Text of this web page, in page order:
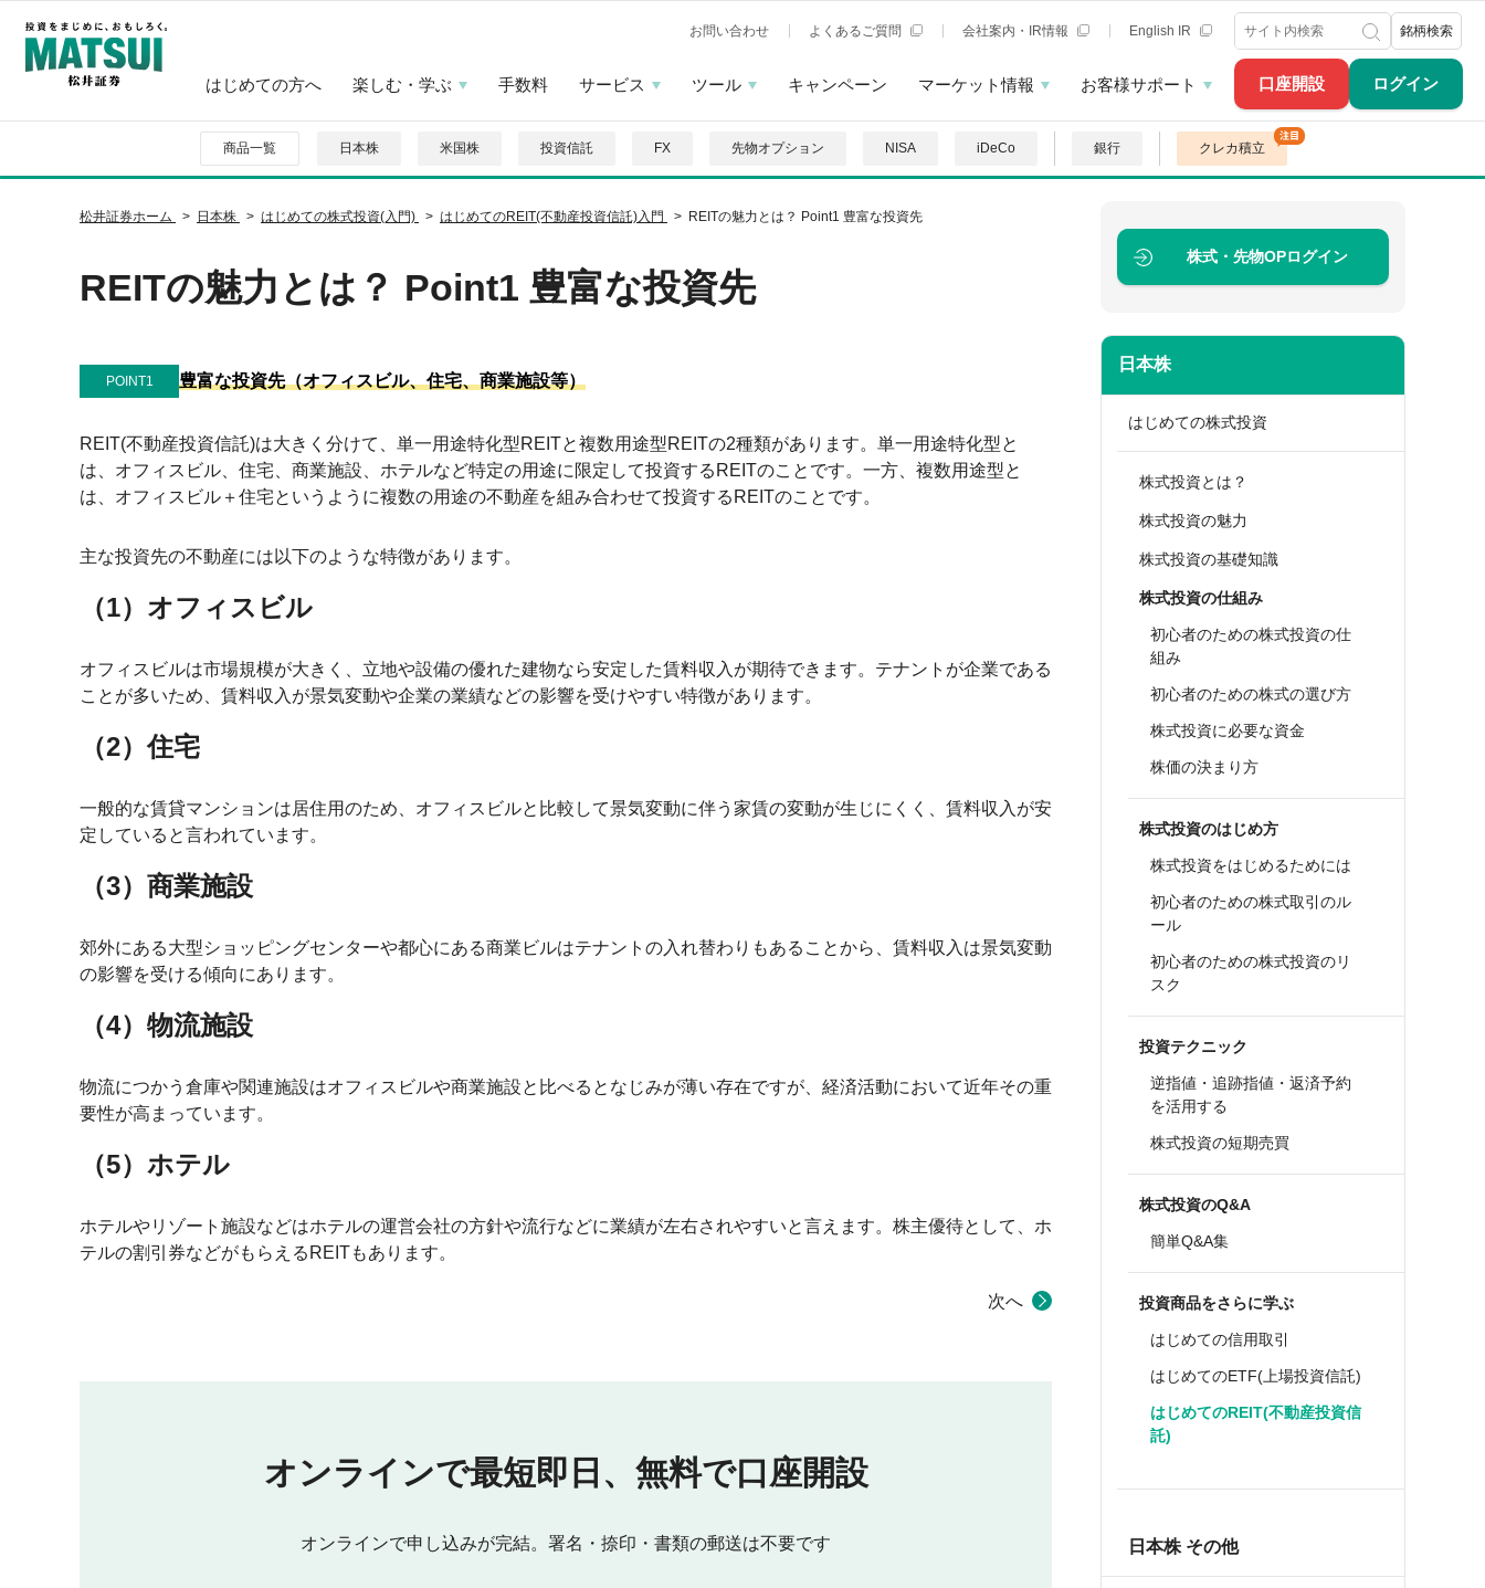
口座開設 ログイン
お問い合わせ よくあるご質問 会社案内・IR情報 English IR 銘柄検索
はじめての方へ 楽しむ・学ぶ 手数料 サービス ツール キャンペーン マーケット情報 お客様サポート
商品一覧 日本株 米国株 投資信託 FX 先物オプション NISA iDeCo 銀行 クレカ積立
松井証券ホーム 日本株 はじめての株式投資(入門) はじめてのREIT(不動産投資信託)入門 REITの魅力とは？ Point1 豊富な投資先
REITの魅力とは？ Point1 豊富な投資先
POINT1 豊富な投資先（オフィスビル、住宅、商業施設等）
REIT(不動産投資信託)は大きく分けて、単一用途特化型REITと複数用途型REITの2種類があります。単一用途特化型と
は、オフィスビル、住宅、商業施設、ホテルなど特定の用途に限定して投資するREITのことです。一方、複数用途型と
は、オフィスビル＋住宅というように複数の用途の不動産を組み合わせて投資するREITのことです。
主な投資先の不動産には以下のような特徴があります。
（1）オフィスビル
オフィスビルは市場規模が大きく、立地や設備の優れた建物なら安定した賃料収入が期待できます。テナントが企業である
ことが多いため、賃料収入が景気変動や企業の業績などの影響を受けやすい特徴があります。
（2）住宅
一般的な賃貸マンションは居住用のため、オフィスビルと比較して景気変動に伴う家賃の変動が生じにくく、賃料収入が安
定していると言われています。
（3）商業施設
郊外にある大型ショッピングセンターや都心にある商業ビルはテナントの入れ替わりもあることから、賃料収入は景気変動
の影響を受ける傾向にあります。
（4）物流施設
物流につかう倉庫や関連施設はオフィスビルや商業施設と比べるとなじみが薄い存在ですが、経済活動において近年その重
要性が高まっています。
（5）ホテル
ホテルやリゾート施設などはホテルの運営会社の方針や流行などに業績が左右されやすいと言えます。株主優待として、ホ
テルの割引券などがもらえるREITもあります。
次へ
オンラインで最短即日、 無料で口座開設
オンラインで申し込みが完結。署名・捺印・書類の郵送は不要です
株式・先物OPログイン
日本株
はじめての株式投資
株式投資とは？
株式投資の魅力
株式投資の基礎知識
株式投資の仕組み
初心者のための株式投資の仕
組み
初心者のための株式の選び方
株式投資に必要な資金
株価の決まり方
株式投資のはじめ方
株式投資をはじめるためには
初心者のための株式取引のル
ール
初心者のための株式投資のリ
スク
投資テクニック
逆指値・追跡指値・返済予約
を活用する
株式投資の短期売買
株式投資のQ&A
簡単Q&A集
投資商品をさらに学ぶ
はじめての信用取引
はじめてのETF(上場投資信託)
はじめてのREIT(不動産投資信
託)
日本株 その他